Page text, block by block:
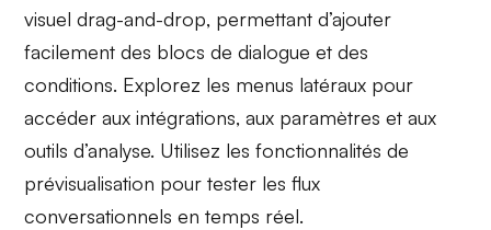
visuel drag-and-drop, permettant d’ajouter
facilement des blocs de dialogue et des
conditions. Explorez les menus latéraux pour
accéder aux intégrations, aux paramètres et aux
outils d’analyse. Utilisez lesfonctionnalités de
prévisualisation pour tester les flux
conversationnels en temps réel.